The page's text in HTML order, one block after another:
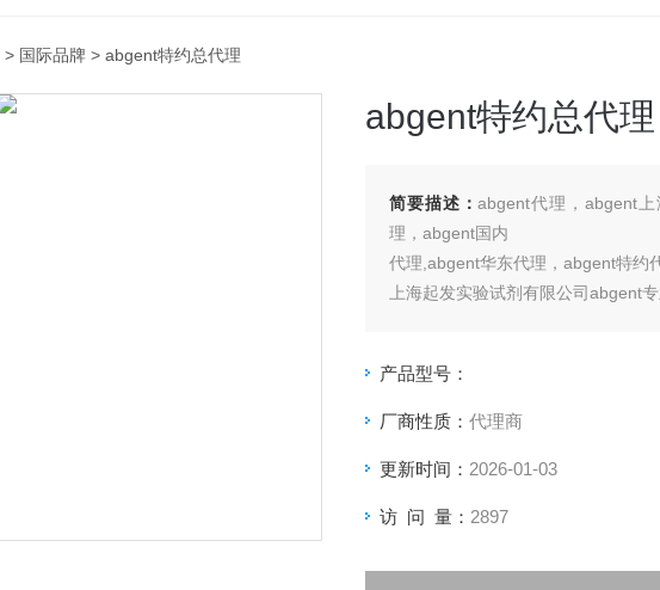
> 国际品牌 > abgent特约总代理
abgent特约总代理
简要描述：abgent代理，abgent
理，abgent国内
代理,abgent华东代理，abgent特约
上海起发实验试剂有限公司abgent
产品型号：
厂商性质： 代理商
更新时间： 2026-01-03
访 问 量： 2897